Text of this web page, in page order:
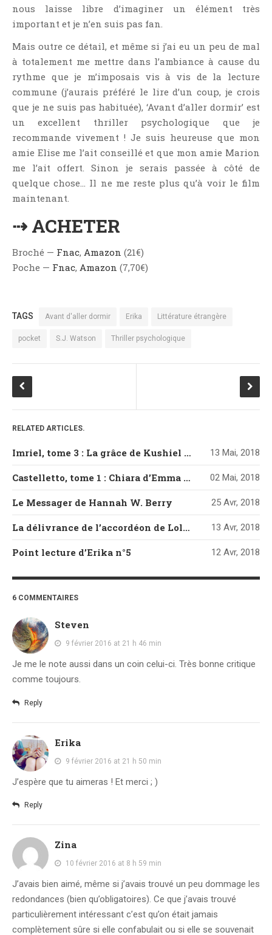
nous laisse libre d’imaginer un élément très
important et je n’en suis pas fan.
Mais outre ce détail, et même si j’ai eu un peu de mal
à totalement me mettre dans l’ambiance à cause du
rythme que je m’imposais vis à vis de la lecture
commune (j’aurais préféré le lire d’un coup, je crois
que je ne suis pas habituée), ‘Avant d’aller dormir’ est
un excellent thriller psychologique que je
recommande vivement ! Je suis heureuse que mon
amie Elise me l’ait conseillé et que mon amie Marion
me l’ait offert. Sinon je serais passée à côté de
quelque chose… Il ne me reste plus qu’à voir le film
maintenant.
⇢ ACHETER
Broché — Fnac, Amazon (21€)
Poche — Fnac, Amazon (7,70€)
TAGS Avant d'aller dormir Erika Littérature étrangère
pocket S.J. Watson Thriller psychologique
RELATED ARTICLES.
Imriel, tome 3 : La grâce de Kushiel de Jacqueline Carey 13 Mai, 2018
Castelletto, tome 1 : Chiara d’Emma Mars 02 Mai, 2018
Le Messager de Hannah W. Berry 25 Avr, 2018
La délivrance de l’accordéon de Loli Artésia 13 Avr, 2018
Point lecture d’Erika n°5 12 Avr, 2018
6 COMMENTAIRES
Steven
9 février 2016 at 21 h 46 min
Je me le note aussi dans un coin celui-ci. Très bonne critique
comme toujours.
Reply
Erika
9 février 2016 at 21 h 50 min
J’espère que tu aimeras ! Et merci ; )
Reply
Zina
10 février 2016 at 8 h 59 min
J’avais bien aimé, même si j’avais trouvé un peu dommage les
redondances (bien qu’obligatoires). Ce que j’avais trouvé
particulièrement intéressant c’est qu’on était jamais
complètement sûre si elle confabulait ou si elle se souvenait